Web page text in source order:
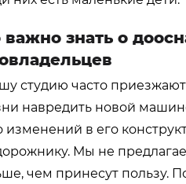
важно знать о
студию часто
навредить новой
изменений в его
Мы не
чем принесут пользу.